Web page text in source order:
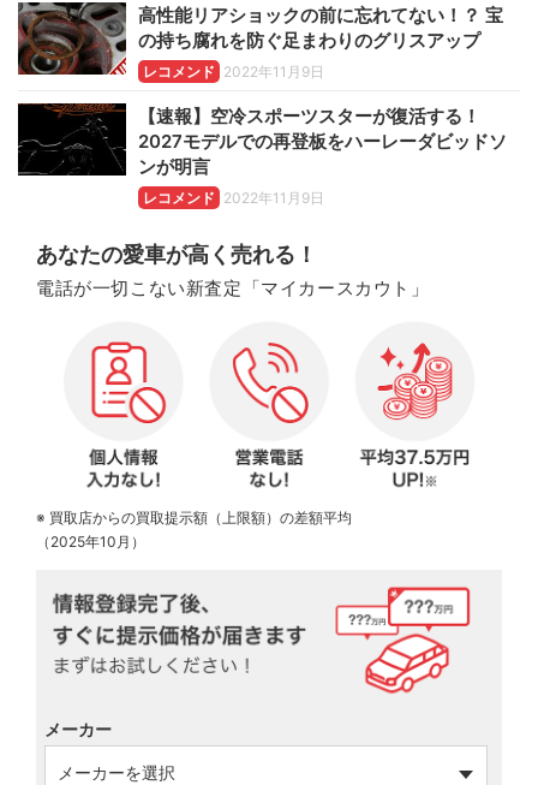
高性能リアショックの前に忘れてない！？ 宝
の持ち腐れを防ぐ足まわりのグリスアップ
レコメンド 2022年11月9日
【速報】空冷スポーツスターが復活する！
2027モデルでの再登板をハーレーダビッドソ
ンが明言
レコメンド 2022年11月9日
あなたの愛車が高く売れる！
電話が一切こない新査定「マイカースカウト」
※ 買取店からの買取提示額（上限額）の差額平均
（2025年10月）
メーカー